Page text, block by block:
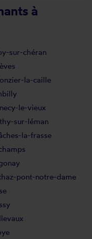
à
sur-chéran
la-caille
le-vieux
sur-léman
la-frasse
pont-notre-dame